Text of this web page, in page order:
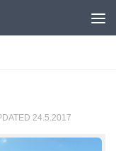
24.5.2017